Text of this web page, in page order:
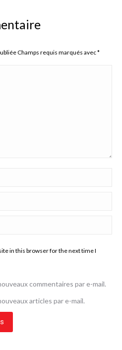
Champs requis marqués avec*
in this browser for the next time I
commentaires par e-mail.
articles par e-mail.